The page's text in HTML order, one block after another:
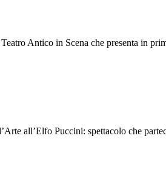
Antico in Scena che presenta in
all’Elfo Puccini: spettacolo che